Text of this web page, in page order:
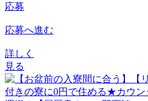
応募
応募へ進む
詳しく
見る